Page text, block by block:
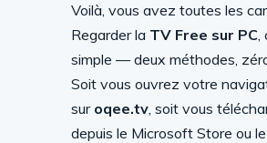
Voilà, vous avez toutes les
Regarder la TV Free sur PC,
simple — deux méthodes,
Soit vous ouvrez votre
sur oqee.tv, soit vous
depuis le Microsoft Store ou